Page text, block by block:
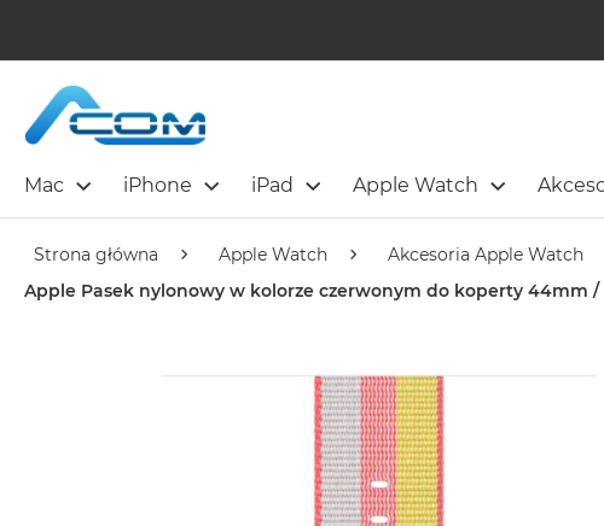
Mac iPhone iPad Apple Watch
Strona główna Apple Watch Akcesoria Apple Watch
Apple Pasek nylonowy w kolorze czerwonym do koperty 44mm